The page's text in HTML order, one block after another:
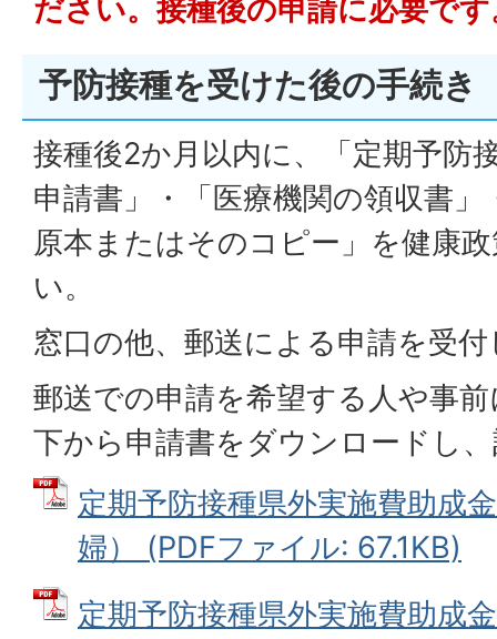
ださい。接種後の申請に必要です
予防接種を受けた後の手続き
接種後2か月以内に、「定期予防
申請書」・「医療機関の領収書
原本またはそのコピー」を健康
い。
窓口の他、郵送による申請を受
郵送での申請を希望する人や事
下から申請書をダウンロードし
定期予防接種県外実施費助成
婦） (PDFファイル: 67.1KB)
定期予防接種県外実施費助成